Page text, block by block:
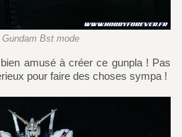
Bst mode
pour faire des choses sympa !